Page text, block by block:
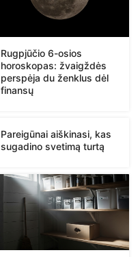
Rugpjūčio 6-osios
horoskopas: žvaigždės
perspėja du ženklus dėl
finansų
Pareigūnai aiškinasi, kas
sugadino svetimą turtą